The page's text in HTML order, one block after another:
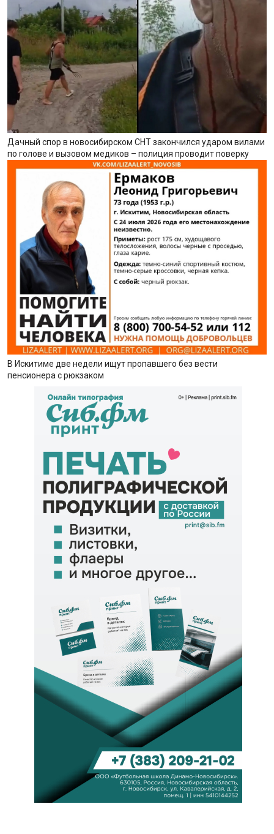
Дачный спор в новосибирском СНТ закончился ударом вилами
по голове и вызовом медиков – полиция проводит поверку
В Искитиме две недели ищут пропавшего без вести
пенсионера с рюкзаком